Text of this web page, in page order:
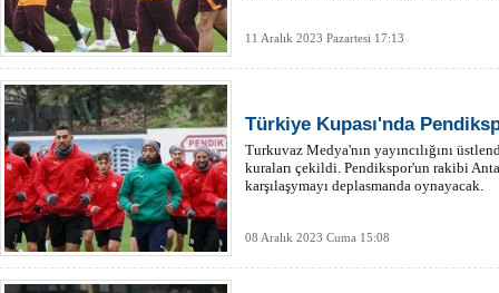
11 Aralık 2023 Pazartesi 17:13
Türkiye Kupası'nda
Turkuvaz Medya'nın yayıncılığını
kuraları çekildi. Pendikspor'un rakibi
karşılaşymayı deplasmanda oynayacak.
08 Aralık 2023 Cuma 15:08